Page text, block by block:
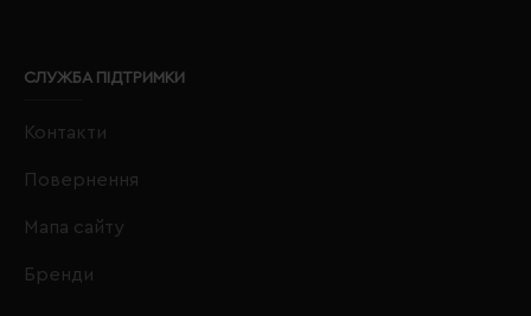
СЛУЖБА ПІДТРИМКИ
Контакти
Повернення
Мапа сайту
Бренди